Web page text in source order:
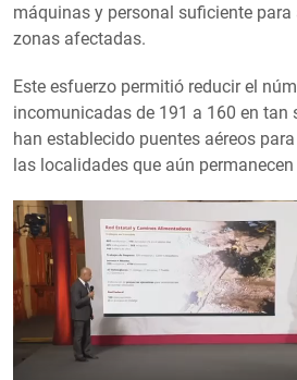
máquinas y personal suficiente
zonas afectadas.
Este esfuerzo permitió reducir el
incomunicadas de 191 a 160 en tan
han establecido puentes aéreos
las localidades que aún